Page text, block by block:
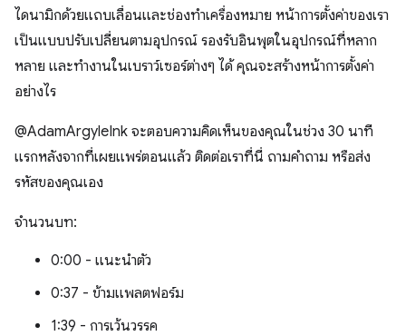
ไดนามิกด้วยแถบเลื่อนและช่องทำเครื่องหมาย หน้าการตั้งค่าของเรา
เป็นแบบปรับเปลี่ยนตามอุปกรณ์ รองรับอินพุตในอุปกรณ์ที่หลาก
หลาย และทำงานในเบราว์เซอร์ต่างๆ ได้ คุณจะสร้างหน้าการตั้งค่า
อย่างไร
@AdamArgyleInk จะตอบความคิดเห็นของคุณในช่วง 30 นาที
แรกหลังจากที่เผยแพร่ตอนแล้ว ติดต่อเราที่นี่ ถามคำถาม หรือส่ง
รหัสของคุณเอง
จำนวนบท:
0:00 - แนะนำตัว
0:37 - ข้ามแพลตฟอร์ม
1:39 - การเว้นวรรค